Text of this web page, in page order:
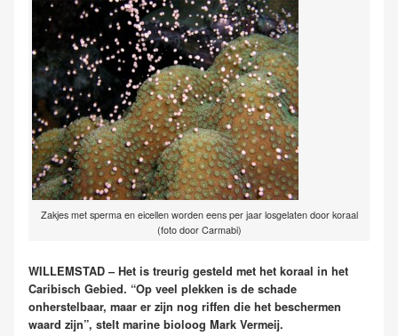
Zakjes met sperma en eicellen worden eens per jaar losgelaten door koraal
(foto door Carmabi)
WILLEMSTAD – Het is treurig gesteld met het koraal in het
Caribisch Gebied. “Op veel plekken is de schade
onherstelbaar, maar er zijn nog riffen die het beschermen
waard zijn”, stelt marine bioloog Mark Vermeij.